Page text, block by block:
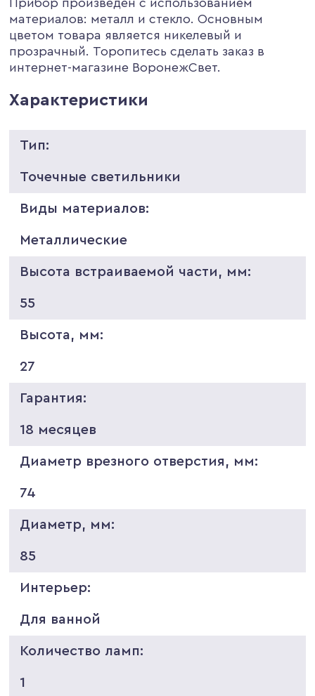
Прибор произведен с использованием
материалов: металл и стекло. Основным
цветом товара является никелевый и
прозрачный. Торопитесь сделать заказ в
интернет-магазине ВоронежСвет.
Характеристики
Тип:
Точечные светильники
Виды материалов:
Металлические
Высота встраиваемой части, мм:
55
Высота, мм:
27
Гарантия:
18 месяцев
Диаметр врезного отверстия, мм:
74
Диаметр, мм:
85
Интерьер:
Для ванной
Количество ламп:
1